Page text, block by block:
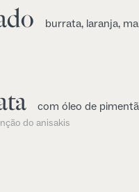
burrata, laranja,
com óleo de
do anisakis